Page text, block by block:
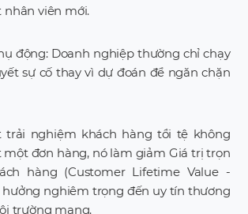
viên mới.
động: Doanh nghiệp thường chỉ chạy
sự cố thay vì dự đoán để ngăn chặn
trải nghiệm khách hàng tồi tệ không
đơn hàng, nó làm giảm Giá trị trọn
hàng (Customer Lifetime Value -
hưởng nghiêm trọng đến uy tín thương
trường mạng.